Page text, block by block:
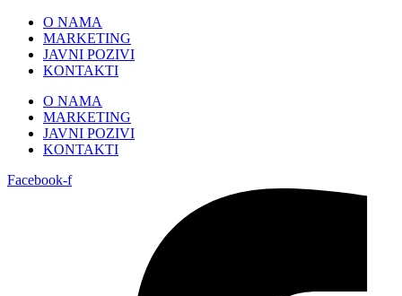
Skip
content
O NAMA
MARKETING
JAVNI POZIVI
KONTAKTI
O NAMA
MARKETING
JAVNI POZIVI
KONTAKTI
Facebook-f